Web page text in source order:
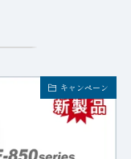
キャンペーン